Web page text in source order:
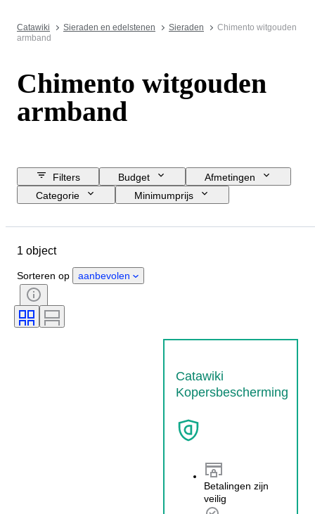
Catawiki Sieraden en edelstenen Sieraden
Chimento witgouden
armband
Chimento witgouden
armband
Filters Budget
Afmetingen
Categorie
Minimumprijs
Land van herkomst
Geslacht
Conditie
Certificaat
Fijnheid
Maat op het artikel
1 object
Sorteren op aanbevolen
Catawiki
Kopersbescherming
Betalingen zijn
veilig